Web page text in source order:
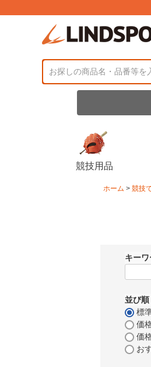
競技用品
ホーム 競技
キーワ
並び順
標
価
価
お